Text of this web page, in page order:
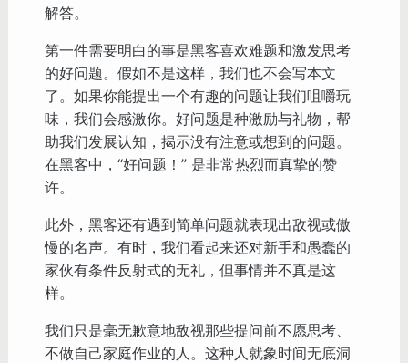
解答。
第一件需要明白的事是黑客喜欢难题和激发思考
的好问题。假如不是这样，我们也不会写本文
了。如果你能提出一个有趣的问题让我们咀嚼玩
味，我们会感激你。好问题是种激励与礼物，帮
助我们发展认知，揭示没有注意或想到的问题。
在黑客中，“好问题！” 是非常热烈而真挚的赞
许。
此外，黑客还有遇到简单问题就表现出敌视或傲
慢的名声。有时，我们看起来还对新手和愚蠢的
家伙有条件反射式的无礼，但事情并不真是这
样。
我们只是毫无歉意地敌视那些提问前不愿思考、
不做自己家庭作业的人。这种人就象时间无底洞